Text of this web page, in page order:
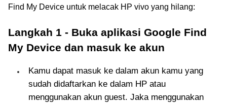
Find My Device untuk melacak HP vivo yang hilang:
Langkah 1 - Buka aplikasi Google Find
My Device dan masuk ke akun
Kamu dapat masuk ke dalam akun kamu yang
sudah didaftarkan ke dalam HP atau
menggunakan akun guest. Jaka menggunakan